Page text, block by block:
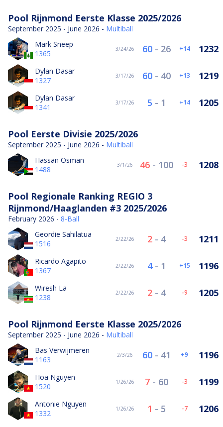
Pool Rijnmond Eerste Klasse 2025/2026
September 2025 - June 2026 - Multiball
Mark Sneep
1365
3/24/26 60 - 26 14 1232
Dylan Dasar
1327
3/17/26 60 - 40 13 1219
Dylan Dasar
1341
3/17/26 5 - 1 14 1205
Pool Eerste Divisie 2025/2026
September 2025 - June 2026 - Multiball
Hassan Osman
1488
3/1/26 46 - 100 -3 1208
Pool Regionale Ranking REGIO 3
Rijnmond/Haaglanden #3 2025/2026
February 2026 - 8-Ball
Geordie Sahilatua
1516
2/22/26 2 - 4 -3 1211
Ricardo Agapito
1367
2/22/26 4- 1 15 1196
Wiresh La
1238
2/22/26 2 - 4 -9 1205
Pool Rijnmond Eerste Klasse 2025/2026
September 2025 - June 2026 - Multiball
Bas Verwijmeren
1163
2/3/26 60 - 41 9 1196
Hoa Nguyen
1520
1/26/26 7 - 60 -3 1199
Antonie Nguyen
1332
1/26/26 1 - 5 -7 1206